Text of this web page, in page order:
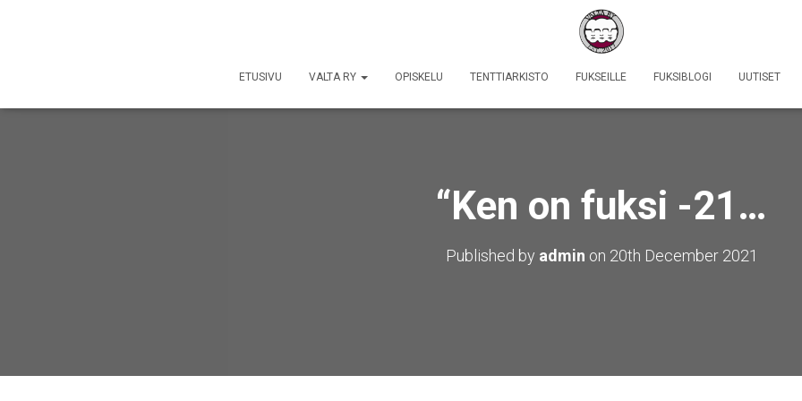
ETUSIVU VALTA RY OPISKELU TENTTIARKISTO FUKSEILLE FUKSIBLOGI UUTISET
“Ken on fuksi -21…
Published by admin on 20th December 2021